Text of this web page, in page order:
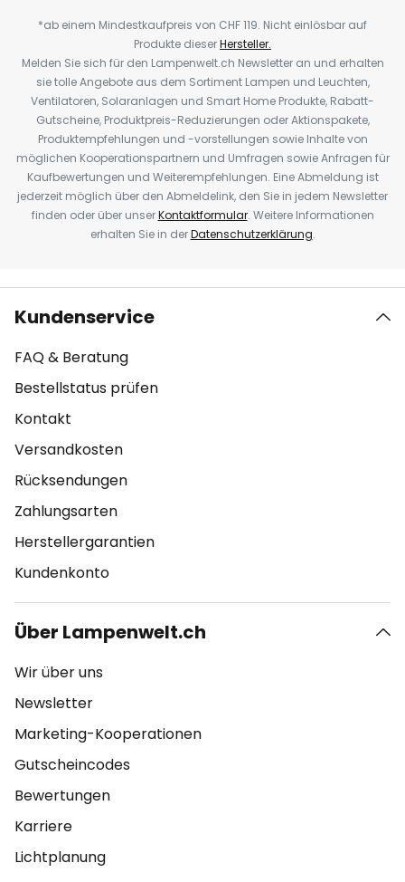
*ab einem Mindestkaufpreis von CHF 119. Nicht einlösbar auf
Produkte dieserHersteller.
Melden Sie sich für den Lampenwelt.ch Newsletter an und erhalten
sie tolle Angebote aus dem Sortiment Lampen und Leuchten,
Ventilatoren, Solaranlagen und Smart Home Produkte, Rabatt-
Gutscheine, Produktpreis-Reduzierungen oder Aktionspakete,
Produktempfehlungen und -vorstellungen sowie Inhalte von
möglichen Kooperationspartnern und Umfragen sowie Anfragen für
Kaufbewertungen und Weiterempfehlungen. Eine Abmeldung ist
jederzeit möglich über den Abmeldelink, den Sie in jedem Newsletter
finden oder über unserKontaktformular. Weitere Informationen
erhalten Sie in derDatenschutzerklärung.
Kundenservice
FAQ & Beratung
Bestellstatus prüfen
Kontakt
Versandkosten
Rücksendungen
Zahlungsarten
Herstellergarantien
Kundenkonto
Über Lampenwelt.ch
Wir über uns
Newsletter
Marketing-Kooperationen
Gutscheincodes
Bewertungen
Karriere
Lichtplanung